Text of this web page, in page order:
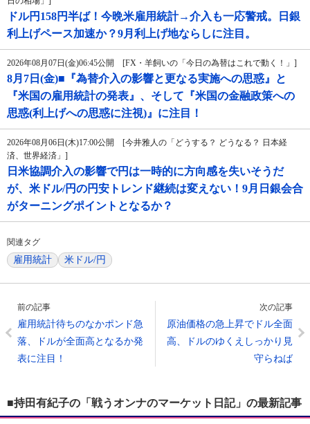
ドル円158円半ば！今晩米雇用統計→介入も一応警戒。日銀
利上げペース加速か？9月利上げ地ならしに注目。
2026年08月07日(金)06:45公開 [FX・羊飼いの「今日の為替はこれで動く！」]
8月7日(金)■『為替介入の影響と更なる実施への思惑』と
『米国の雇用統計の発表』、そして『米国の金融政策への
思惑(利上げへの思惑に注視)』に注目！
2026年08月06日(木)17:00公開 [今井雅人の「どうする？ どうなる？ 日本経
済、世界経済」]
日米協調介入の影響で円は一時的に方向感を失いそうだ
が、米ドル/円の円安トレンド継続は変えない！9月日銀会合
がターニングポイントとなるか？
関連タグ
雇用統計 米ドル/円
前の記事
雇用統計待ちのなかポンド急
落、ドルが全面高となるか発
表に注目！
次の記事
原油価格の急上昇でドル全面
高、ドルのゆくえしっかり見
守らねば
■持田有紀子の「戦うオンナのマーケット日記」の最新記事